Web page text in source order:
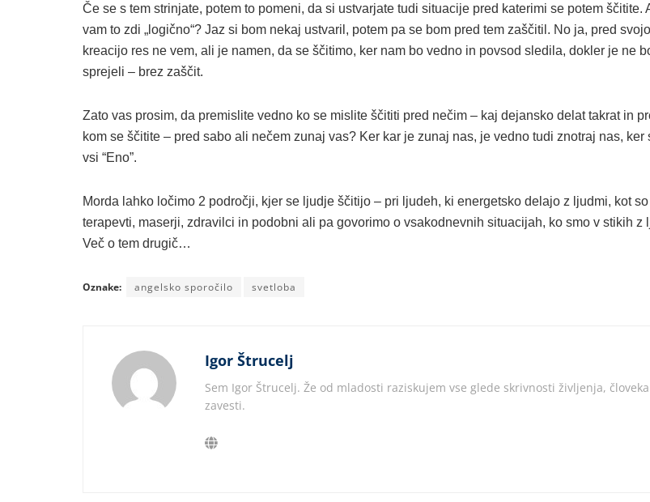
Če se s tem strinjate, potem to pomeni, da si ustvarjate tudi situacije pred katerimi se potem ščitite.
vam to zdi „logično“? Jaz si bom nekaj ustvaril, potem pa se bom pred tem zaščitil. No ja, pred svojo
kreacijo res ne vem, ali je namen, da se ščitimo, ker nam bo vedno in povsod sledila, dokler je ne
sprejeli – brez zaščit.
Zato vas prosim, da premislite vedno ko se mislite ščititi pred nečim – kaj dejansko delat takrat in
kom se ščitite – pred sabo ali nečem zunaj vas? Ker kar je zunaj nas, je vedno tudi znotraj nas, ker
vsi “Eno”.
Morda lahko ločimo 2 področji, kjer se ljudje ščitijo – pri ljudeh, ki energetsko delajo z ljudmi, kot so
terapevti, maserji, zdravilci in podobni ali pa govorimo o vsakodnevnih situacijah, ko smo v stikih z
Več o tem drugič…
Oznake: angelsko sporočilo svetloba
Igor Štrucelj
Sem Igor Štrucelj. Že od mladosti raziskujem vse glede skrivnosti življenja,
zavesti.